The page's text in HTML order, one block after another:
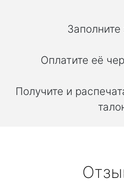
Заполните
Оплатите её
Получите и